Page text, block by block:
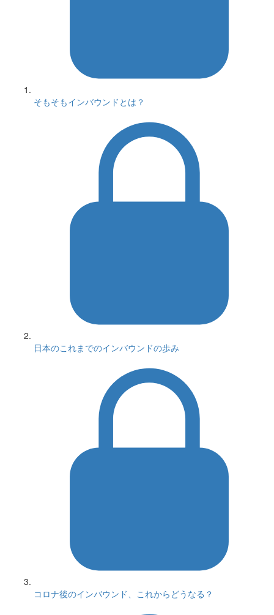
そもそもインバウンドとは？
日本のこれまでのインバウンドの歩み
コロナ後のインバウンド、これからどうなる？